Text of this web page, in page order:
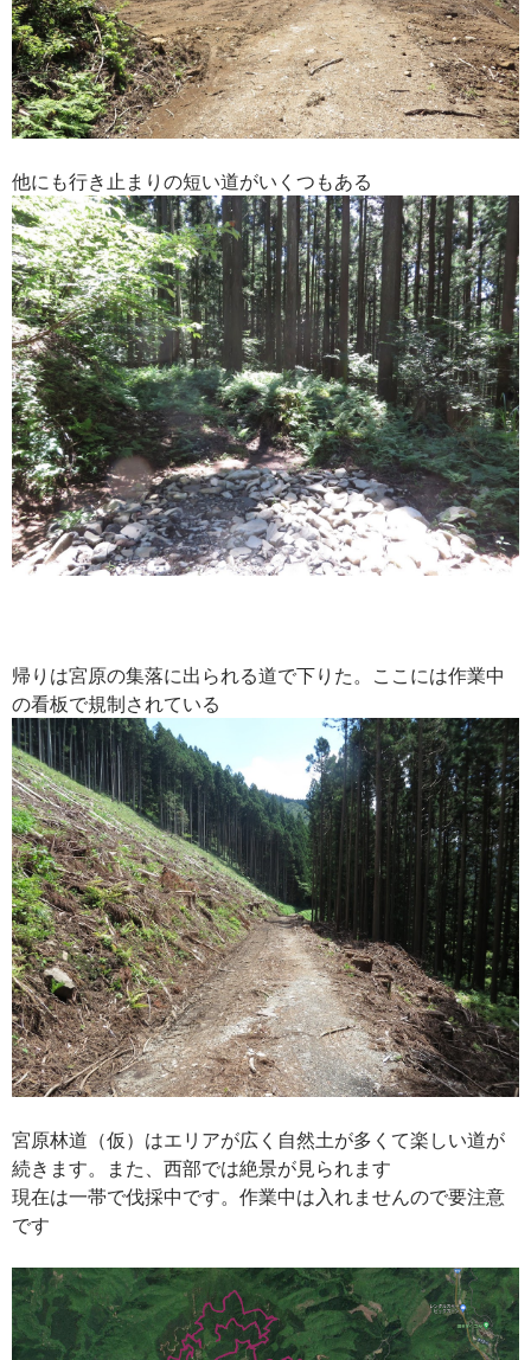
他にも行き止まりの短い道がいくつもある
帰りは宮原の集落に出られる道で下りた。ここには作業中
の看板で規制されている
宮原林道（仮）はエリアが広く自然土が多くて楽しい道が
続きます。また、西部では絶景が見られます
現在は一帯で伐採中です。作業中は入れませんので要注意
です